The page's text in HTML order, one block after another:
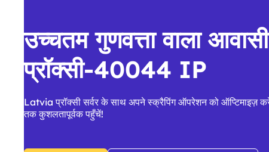
उच्चतम गुणवत्ता वाला
प्रॉक्सी-40044 IP
Latvia प्रॉक्सी सर्वर के साथ अपने स्क्रैपिंग ऑपरेशन को ऑप्टिमाइज़
तक कुशलतापूर्वक पहुँचें!